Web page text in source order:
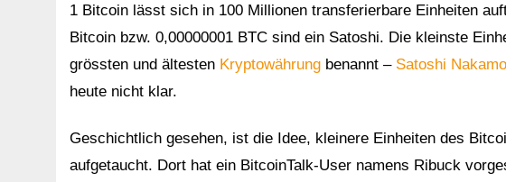
1 Bitcoin lässt sich in 100 Millionen transferierbare Einheiten
Bitcoin bzw. 0,00000001 BTC sind ein Satoshi. Die kleinste
grössten und ältesten Kryptowährung benannt – Satoshi
heute nicht klar.
Geschichtlich gesehen, ist die Idee, kleinere Einheiten des
aufgetaucht. Dort hat ein BitcoinTalk-User namens Ribuck